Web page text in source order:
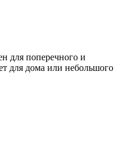
для поперечного и
для дома или небольшого